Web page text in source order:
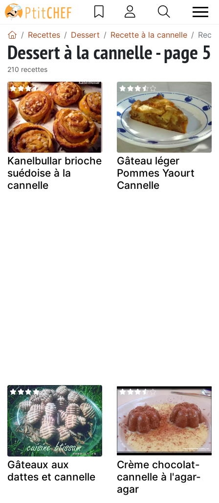
Recettes Dessert Recette à la cannelle
Dessert à la cannelle - page 5
210 recettes
Kanelbullar brioche
suédoise à la
cannelle
Gâteau léger
Pommes Yaourt
Cannelle
Gâteaux aux
dattes et cannelle
Crème chocolat-
cannelle à l'agar-
agar